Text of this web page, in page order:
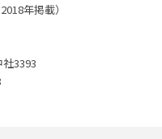
年掲載）
3393